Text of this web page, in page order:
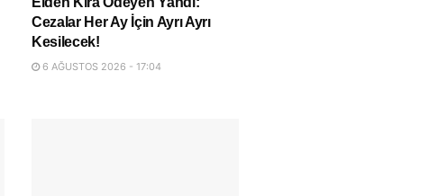
Cezalar Her Ay İçin Ayrı Ayrı
Kesilecek!
6 AĞUSTOS 2026 - 17:04